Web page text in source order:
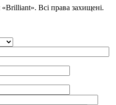
Всі права захищені.